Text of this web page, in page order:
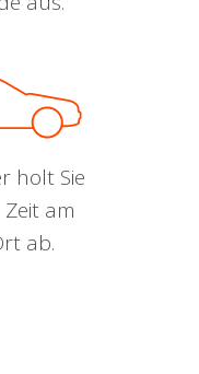
holt Sie
am
ab.